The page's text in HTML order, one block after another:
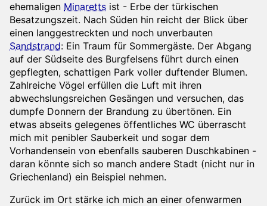
ehemaligen Minaretts ist - Erbe der türkischen
Besatzungszeit. Nach Süden hin reicht der Blick über
einen langgestreckten und noch unverbauten
Sandstrand: Ein Traum für Sommergäste. Der Abgang
auf der Südseite des Burgfelsens führt durch einen
gepflegten, schattigen Park voller duftender Blumen.
Zahlreiche Vögel erfüllen die Luft mit ihren
abwechslungsreichen Gesängen und versuchen, das
dumpfe Donnern der Brandung zu übertönen. Ein
etwas abseits gelegenes öffentliches WC überrascht
mich mit penibler Sauberkeit und sogar dem
Vorhandensein von ebenfalls sauberen Duschkabinen -
daran könnte sich so manch andere Stadt (nicht nur in
Griechenland) ein Beispiel nehmen.
Zurück im Ort stärke ich mich an einer ofenwarmen